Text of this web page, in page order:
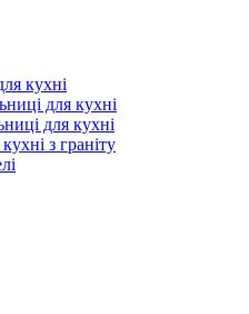
кухні
для кухні
для кухні
з граніту